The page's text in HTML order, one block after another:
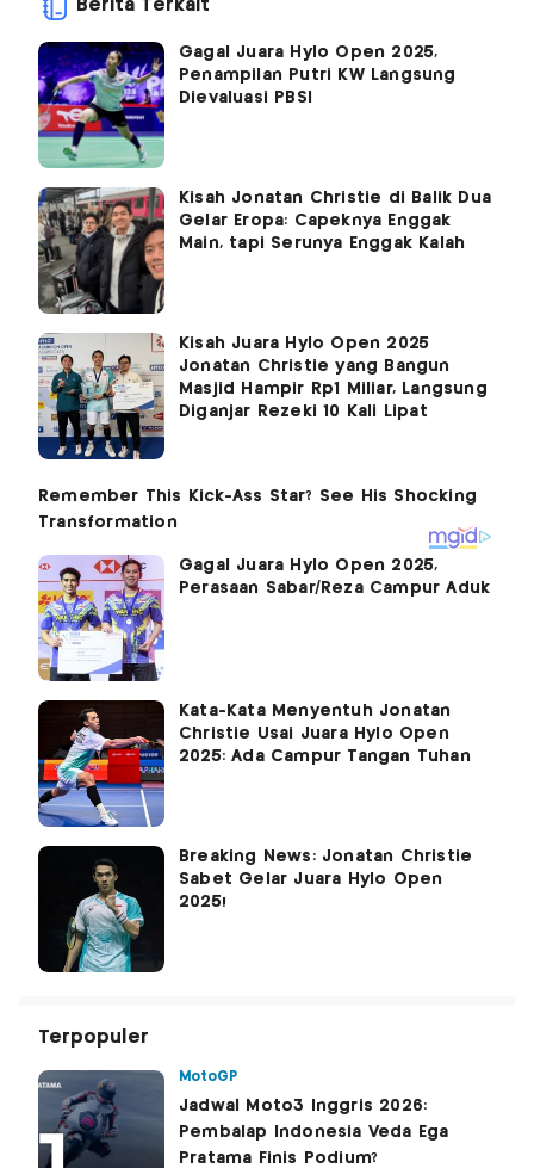
Berita Terkait
Gagal Juara Hylo Open 2025,
Penampilan Putri KW Langsung
Dievaluasi PBSI
Kisah Jonatan Christie di Balik Dua
Gelar Eropa: Capeknya Enggak
Main, tapi Serunya Enggak Kalah
Kisah Juara Hylo Open 2025
Jonatan Christie yang Bangun
Masjid Hampir Rp1 Miliar, Langsung
Diganjar Rezeki 10 Kali Lipat
Gagal Juara Hylo Open 2025,
Perasaan Sabar/Reza Campur Aduk
Kata-Kata Menyentuh Jonatan
Christie Usai Juara Hylo Open
2025: Ada Campur Tangan Tuhan
Breaking News: Jonatan Christie
Sabet Gelar Juara Hylo Open
2025!
Terpopuler
MotoGP
Jadwal Moto3 Inggris 2026:
Pembalap Indonesia Veda Ega
Pratama Finis Podium?